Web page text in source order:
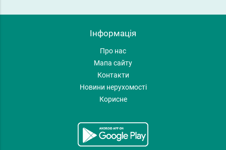
Інформація
Про нас
Мапа сайту
Контакти
Новини нерухомості
Корисне